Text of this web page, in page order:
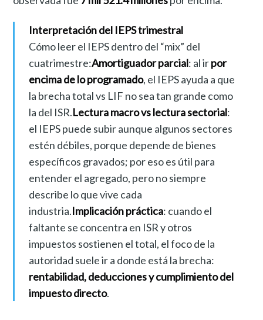
Interpretación del IEPS trimestral
Cómo leer el IEPS dentro del “mix” del
cuatrimestre:Amortiguador parcial: al irpor
encima de lo programado, el IEPS ayuda a que
la brecha total vs LIF no sea tan grande como
la del ISR.Lectura macro vs lectura sectorial:
el IEPS puede subir aunque algunos sectores
estén débiles, porque depende de bienes
específicos gravados; por eso es útil para
entender el agregado, pero no siempre
describe lo que vive cada
industria.Implicación práctica: cuando el
faltante se concentra en ISR y otros
impuestos sostienen el total, el foco de la
autoridad suele ir a donde está la brecha:
rentabilidad, deducciones y cumplimiento del
impuesto directo.